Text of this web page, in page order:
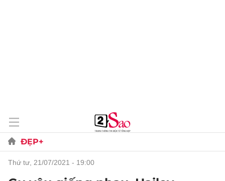
ĐẸP+
thứ tư, 21/07/2021 - 19:00